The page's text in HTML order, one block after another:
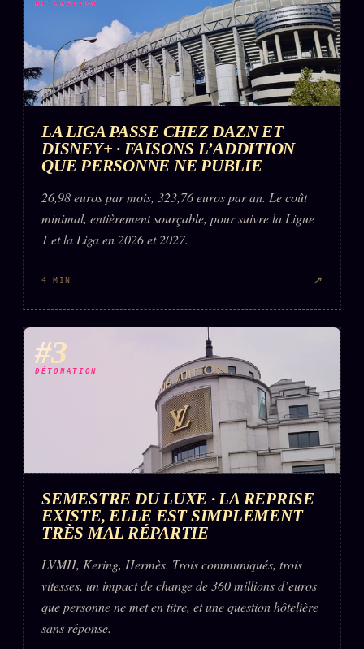
Mentions légales
llms.txt
DÉTONATION
LA LIGA PASSE CHEZ DAZN ET
DISNEY+ · FAISONS L’ADDITION
QUE PERSONNE NE PUBLIE
26,98 euros par mois, 323,76 euros par an. Le coût
minimal, entièrement sourçable, pour suivre la Ligue
1 et la Liga en 2026 et 2027.
4 MIN ↗
#3
DÉTONATION
SEMESTRE DU LUXE · LA REPRISE
EXISTE, ELLE EST SIMPLEMENT
TRÈS MAL RÉPARTIE
LVMH, Kering, Hermès. Trois communiqués, trois
vitesses, un impact de change de 360 millions d’euros
que personne ne met en titre, et une question hôtelière
sans réponse.